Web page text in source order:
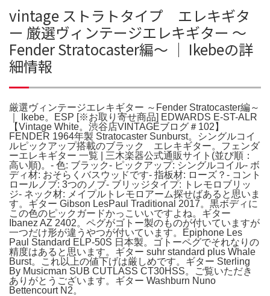
vintage ストラトタイプ エレキギタ
ー 厳選ヴィンテージエレキギター ～
Fender Stratocaster編～ ｜ Ikebeの詳
細情報
厳選ヴィンテージエレキギター ～Fender Stratocaster編～
｜ Ikebe。ESP [※お取り寄せ商品] EDWARDS E-ST-ALR
【Vintage White。渋谷店VINTAGEブログ＃102】
FENDER 1964年製 Stratocaster Sunburst。シングルコイ
ルピックアップ搭載のブラック エレキギター。フェンダ
ーエレキギター 一覧 | 三木楽器公式通販サイト(並び順：
高い順)。- 色: ブラック- ピックアップ: シングルコイル- ボ
ディ材: おそらくバスウッドです- 指板材: ローズ？- コント
ロールノブ: 3つのノブ- ブリッジタイプ: トレモロブリッ
ジ- ネック材: メイプルトレモロアーム探せばあると思いま
す。ギター Gibson LesPaul Traditional 2017。黒ボディに
この色のピックガードかっこいいですよね。ギター
Ibanez AZ 2402。ペグがゴトー製のものが付いていますが
一つだけ形が違うやつが付いています。Epiphone Les
Paul Standard ELP-50S 日本製。ゴトーペグでそれなりの
精度はあると思います。ギター suhr standard plus Whale
Burst。これ以上の値下げは厳しめです。ギター Sterling
By Musicman SUB CUTLASS CT30HSS。ご覧いただき
ありがとうございます。ギター Washburn Nuno
Bettencourt N2。